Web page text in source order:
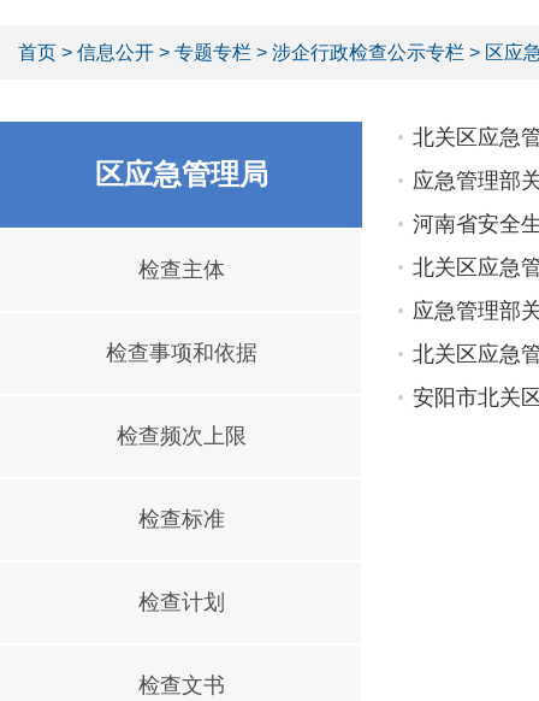
首页 > 信息公开 > 专题专栏 > 涉企行政检查公示专栏 > 区应
区应急管理局
检查主体
检查事项和依据
检查频次上限
检查标准
检查计划
检查文书
北关区应急
应急管理部
河南省安全
北关区应急
应急管理部
北关区应急
安阳市北关